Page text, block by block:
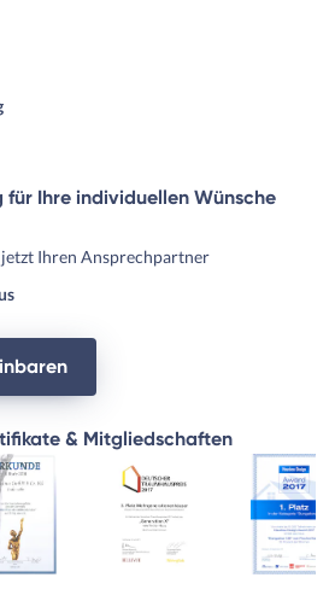
für Ihre individuellen Wünsche
jetzt Ihren Ansprechpartner
& Mitgliedschaften